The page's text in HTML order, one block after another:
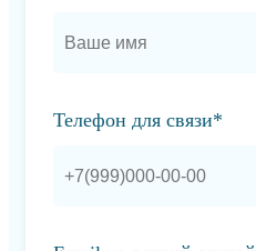
Телефон для связи*